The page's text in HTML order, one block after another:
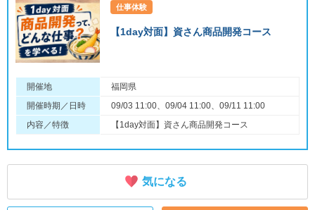
仕事体験
【1day対面】資さん商品開発コース
開催地
福岡県
開催時期／日時
09/03 11:00、09/04 11:00、09/11 11:00
内容／特徴
【1day対面】資さん商品開発コース
気になる